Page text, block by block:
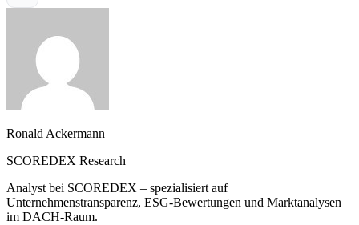
Ronald Ackermann
SCOREDEX Research
Analyst bei SCOREDEX – spezialisiert auf
Unternehmenstransparenz, ESG-Bewertungen und Marktanalysen
im DACH-Raum.